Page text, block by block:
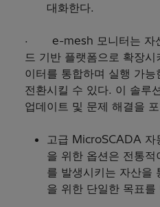
대화한다.
· e-mesh 모니터는 자
드 기반 플랫폼으로 확장
이터를 통합하며 실행 가
전환시킬 수 있다. 이 솔루
업데이트 및 문제 해결을
고급 MicroSCADA 자
을 위한 옵션은 전통
를 발생시키는 자산을
을 위한 단일한 목표를